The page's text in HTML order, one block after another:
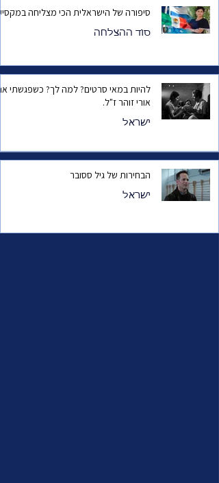
סיפורה של הישראלית הכי מצליחה
סוד ההצלחה
להיות במאי סרטים? למה לך? כשפגשתי
אורי זוהר ז"ל.
ישראל
הבחירות של גיל ססובר
ישראל